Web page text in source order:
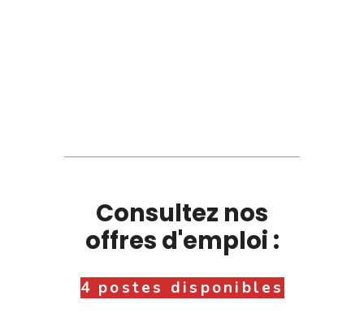
Consultez nos
offres d'emploi :
4 postes disponibles